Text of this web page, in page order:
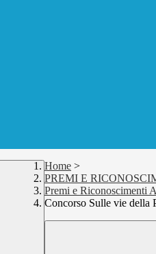
Home >
PREMI E
Premi e Riconoscimenti
Concorso Sulle vie della